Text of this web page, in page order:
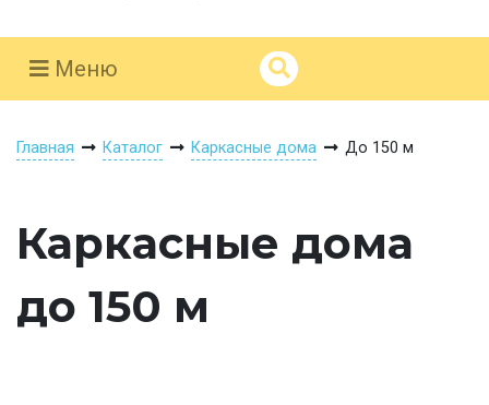
Меню
Главная Каталог Каркасные дома До 150 м
Каркасные дома
до 150 м